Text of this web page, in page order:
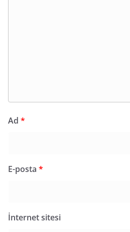
Ad *
E-posta *
İnternet sitesi